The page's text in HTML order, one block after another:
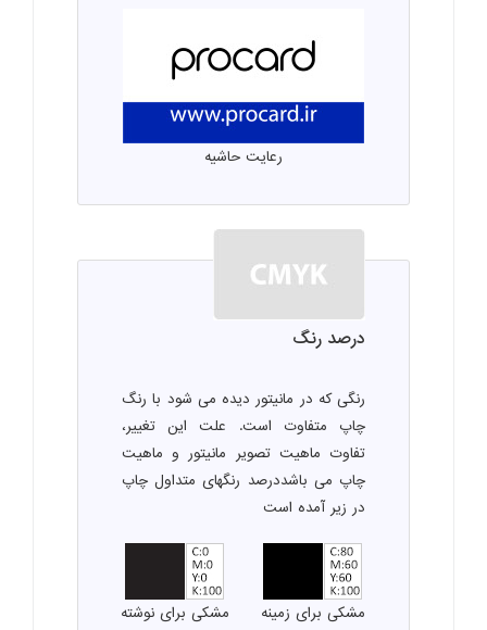
رعایت حاشیه
درصد رنگ
رنگی که در مانیتور دیده می شود با رنگ
چاپ متفاوت است. علت این تغییر،
تفاوت ماهیت تصویر مانیتور و ماهیت
چاپ می باشددرصد رنگهای متداول چاپ
در زیر آمده است
مشکی برای زمینه مشکی برای نوشته